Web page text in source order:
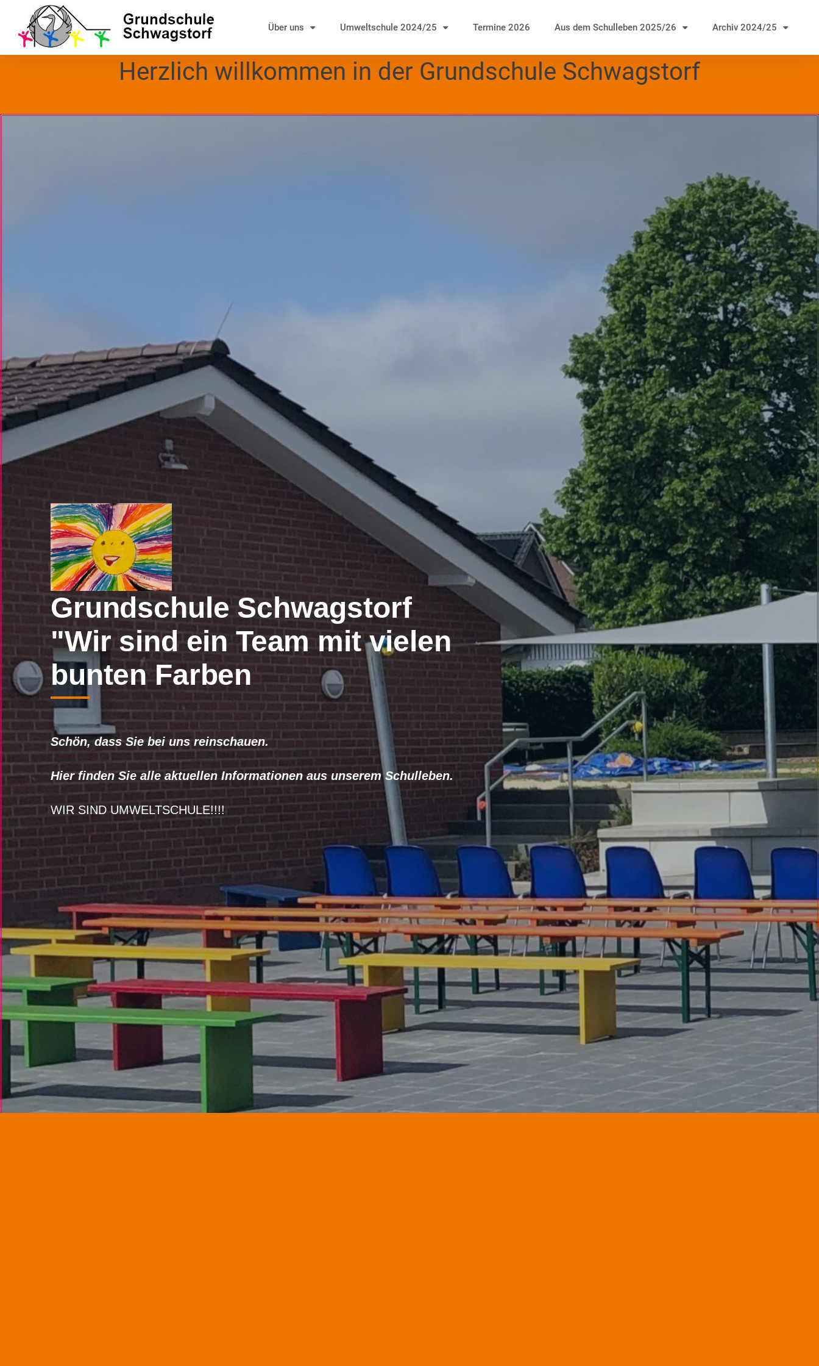
Über uns Umweltschule 2024/25 Termine 2026 Aus dem Schulleben 2025/26 Archiv 2024/25
Herzlich willkommen in der Grundschule Schwagstorf
Grundschule Schwagstorf
"Wir sind ein Team mit vielen
bunten Farben
Schön, dass Sie bei uns reinschauen.
Hier finden Sie alle aktuellen Informationen aus unserem Schulleben.
WIR SIND UMWELTSCHULE!!!!